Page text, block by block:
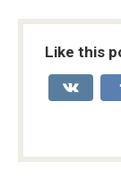
Like this